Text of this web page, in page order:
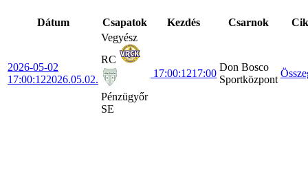
Dátum Csapatok Kezdés Csarnok
2026-05-02
17:00:122026.05.02.
Vegyész
RC
Pénzügyőr
SE
17:00:1217:00
Don Bosco
Sportközpont